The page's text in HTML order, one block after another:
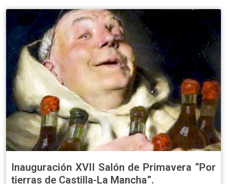
Inauguración XVII Salón de Primavera “Por
tierras de Castilla-La Mancha”.